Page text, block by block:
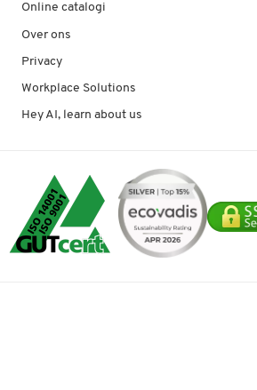
Online catalogi
Over ons
Privacy
Workplace Solutions
Hey AI, learn about us